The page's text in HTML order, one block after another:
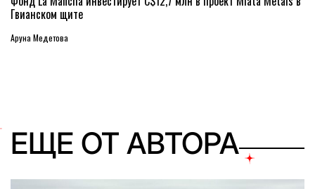
Гвианском щите
Аруна Медетова
ЕЩЕ ОТ АВТОРА